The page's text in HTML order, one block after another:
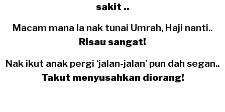
sakit ..
Macam mana la nak tunai Umrah, Haji nanti..
Risau sangat!
Nak ikut anak pergi ‘jalan-jalan’ pun dah segan..
Takut menyusahkan diorang!